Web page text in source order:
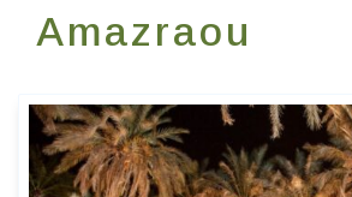
FR
Amazraou